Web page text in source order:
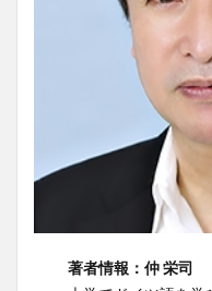
著者情報：仲 栄司